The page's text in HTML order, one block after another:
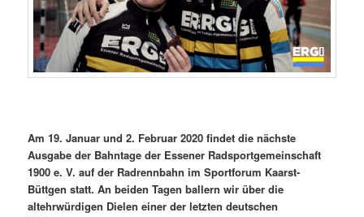
Am 19. Januar und 2. Februar 2020findet die nächste
Ausgabe der Bahntage der Essener Radsportgemeinschaft
1900 e. V. auf der Radrennbahn im Sportforum Kaarst-
Büttgen statt. An beiden Tagen ballern wir über die
altehrwürdigen Dielen einer der letzten deutschen